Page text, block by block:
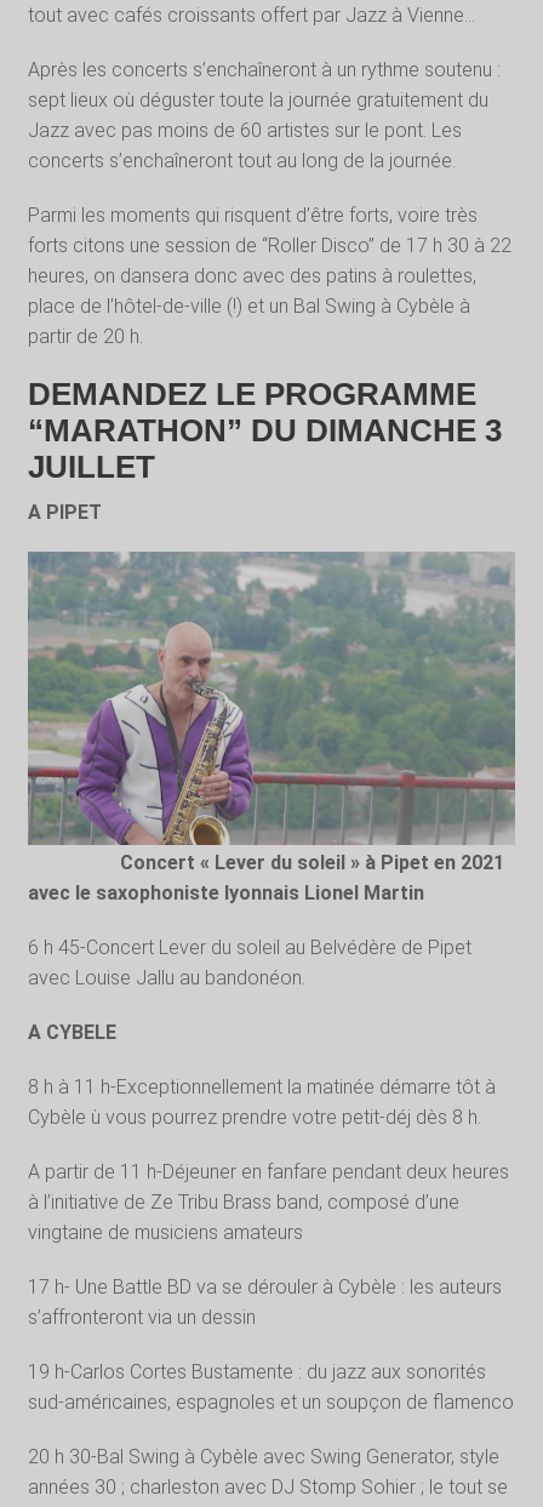
tout avec cafés croissants offert par Jazz à Vienne…
Après les concerts s’enchaîneront à un rythme soutenu :
sept lieux où déguster toute la journée gratuitement du
Jazz avec pas moins de 60 artistes sur le pont. Les
concerts s’enchaîneront tout au long de la journée.
Parmi les moments qui risquent d’être forts, voire très
forts citons une session de “Roller Disco” de 17 h 30 à 22
heures, on dansera donc avec des patins à roulettes,
place de l’hôtel-de-ville (!) et un Bal Swing à Cybèle à
partir de 20 h.
DEMANDEZ LE PROGRAMME
“MARATHON” DU DIMANCHE 3
JUILLET
A PIPET
Concert « Lever du soleil » à Pipet en 2021
avec le saxophoniste lyonnais Lionel Martin
6 h 45-Concert Lever du soleil au Belvédère de Pipet
avec Louise Jallu au bandonéon.
A CYBELE
8 h à 11 h-Exceptionnellement la matinée démarre tôt à
Cybèle ù vous pourrez prendre votre petit-déj dès 8 h.
A partir de 11 h-Déjeuner en fanfare pendant deux heures
à l’initiative de Ze Tribu Brass band, composé d’une
vingtaine de musiciens amateurs
17 h- Une Battle BD va se dérouler à Cybèle : les auteurs
s’affronteront via un dessin
19 h-Carlos Cortes Bustamente : du jazz aux sonorités
sud-américaines, espagnoles et un soupçon de flamenco
20 h 30-Bal Swing à Cybèle avec Swing Generator, style
années 30 ; charleston avec DJ Stomp Sohier ; le tout se